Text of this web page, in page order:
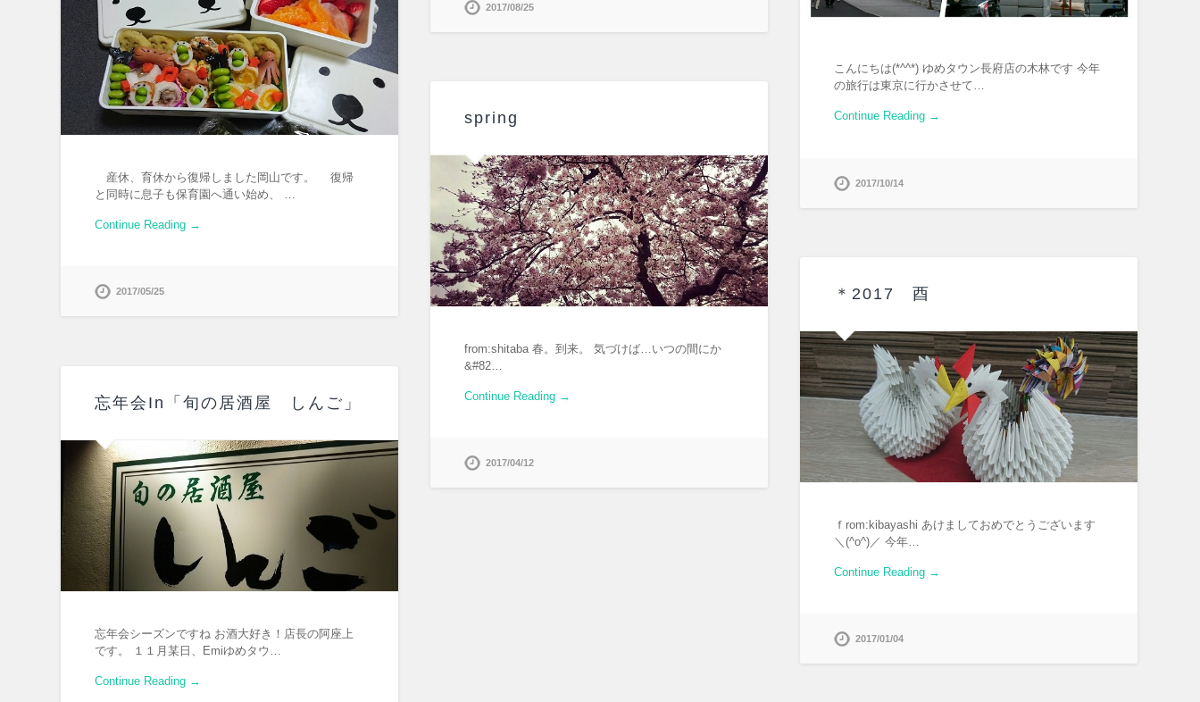
こんにちは(*^^*) ゆめタウン長府店の木林です 今年
の旅行は東京に行かさせて…
Continue Reading →
2017/10/14
2017/08/25
産休、育休から復帰しました岡山です。 復帰
と同時に息子も保育園へ通い始め、 …
Continue Reading →
2017/05/25
spring
from:shitaba 春。到来。 気づけば…いつの間にか
&#82…
Continue Reading →
2017/04/12
＊2017 酉
ｆrom:kibayashi あけましておめでとうございます
＼(^o^)／ 今年…
Continue Reading →
2017/01/04
忘年会In「旬の居酒屋 しんご」
忘年会シーズンですね お酒大好き！店長の阿座上
です。 １１月某日、Emiゆめタウ…
Continue Reading →